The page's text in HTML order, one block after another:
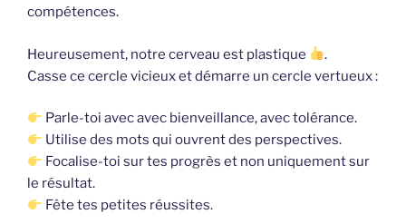
compétences.
Heureusement, notre cerveau est plastique
.
Casse ce cercle vicieux et démarre un cercle vertueux :
Parle-toi avec avec bienveillance, avec tolérance.
Utilise des mots qui ouvrent des perspectives.
Focalise-toi sur tes progrès et non uniquement sur
le résultat.
Fête tes petites réussites.